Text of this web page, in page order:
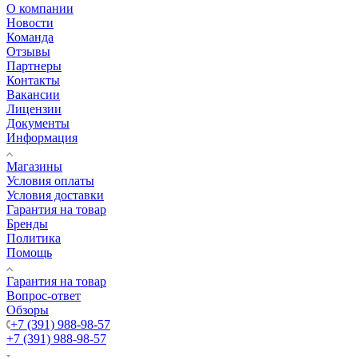
О компании
Новости
Команда
Отзывы
Партнеры
Контакты
Вакансии
Лицензии
Документы
Информация
Магазины
Условия оплаты
Условия доставки
Гарантия на товар
Бренды
Политика
Помощь
Гарантия на товар
Вопрос-ответ
Обзоры
+7 (391) 988-98-57
+7 (391) 988-98-57